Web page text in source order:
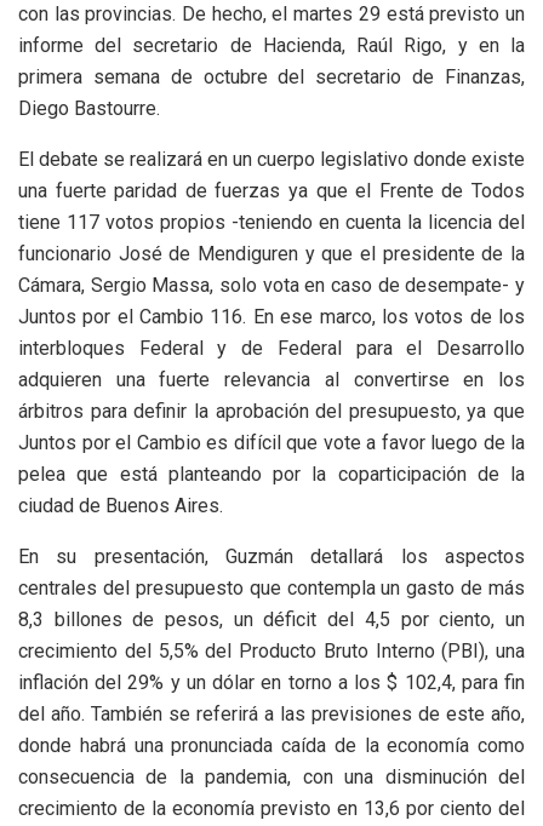
con las provincias. De hecho, el martes 29 está previsto un
informe del secretario de Hacienda, Raúl Rigo, y en la
primera semana de octubre del secretario de Finanzas,
Diego Bastourre.
El debate se realizará en un cuerpo legislativo donde existe
una fuerte paridad de fuerzas ya que el Frente de Todos
tiene 117 votos propios -teniendo en cuenta la licencia del
funcionario José de Mendiguren y que el presidente de la
Cámara, Sergio Massa, solo vota en caso de desempate- y
Juntos por el Cambio 116. En ese marco, los votos de los
interbloques Federal y de Federal para el Desarrollo
adquieren una fuerte relevancia al convertirse en los
árbitros para definir la aprobación del presupuesto, ya que
Juntos por el Cambio es difícil que vote a favor luego de la
pelea que está planteando por la coparticipación de la
ciudad de Buenos Aires.
En su presentación, Guzmán detallará los aspectos
centrales del presupuesto que contempla un gasto de más
8,3 billones de pesos, un déficit del 4,5 por ciento, un
crecimiento del 5,5% del Producto Bruto Interno (PBI), una
inflación del 29% y un dólar en torno a los $ 102,4, para fin
del año. También se referirá a las previsiones de este año,
donde habrá una pronunciada caída de la economía como
consecuencia de la pandemia, con una disminución del
crecimiento de la economía previsto en 13,6 por ciento del